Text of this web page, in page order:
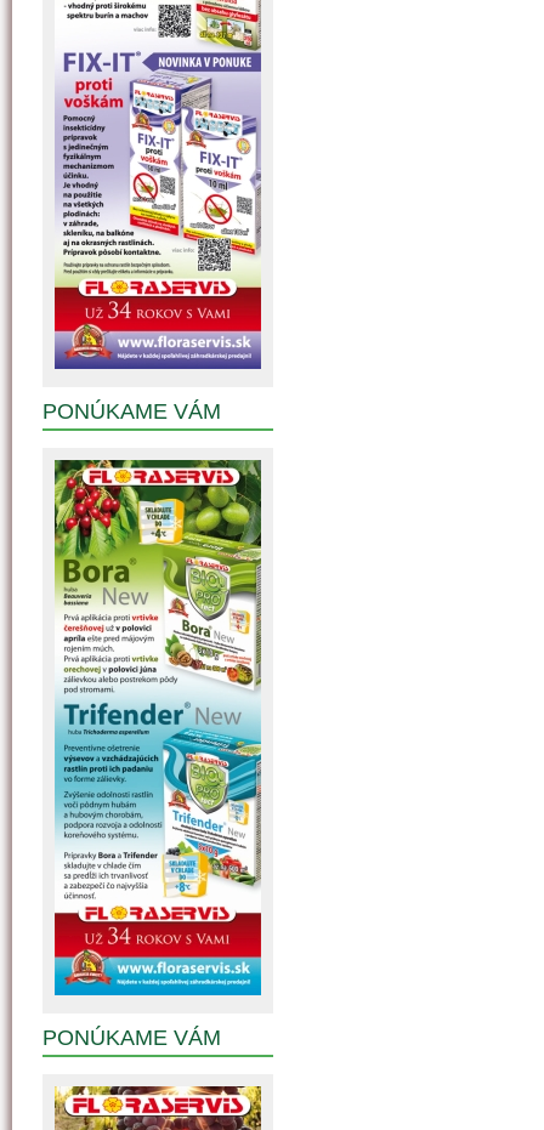
PONÚKAME VÁM
PONÚKAME VÁM